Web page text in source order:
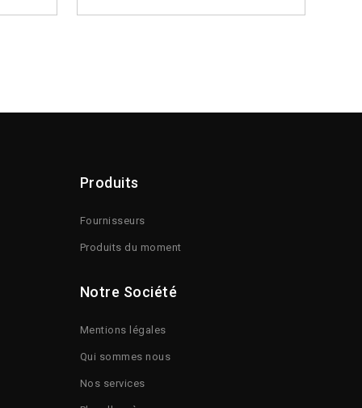
Produits
Fournisseurs
Produits du moment
Notre Société
Mentions légales
Qui sommes nous
Nos services